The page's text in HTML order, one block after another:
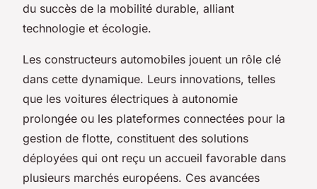
du succès de la mobilité durable, alliant
technologie et écologie.
Les constructeurs automobiles jouent un rôle clé
dans cette dynamique. Leurs innovations, telles
que les voitures électriques à autonomie
prolongée ou les plateformes connectées pour la
gestion de flotte, constituent des solutions
déployées qui ont reçu un accueil favorable dans
plusieurs marchés européens. Ces avancées